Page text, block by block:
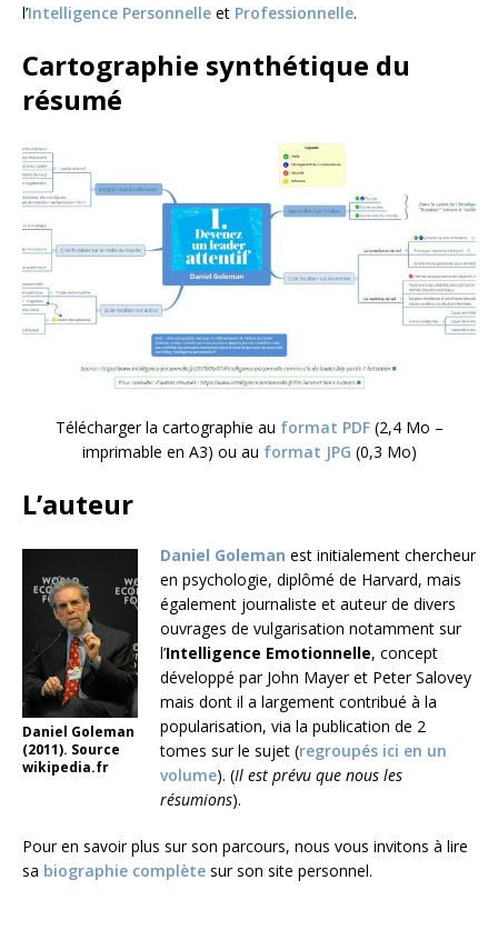
l’Intelligence Personnelle et Professionnelle.
Cartographie synthétique du
résumé
Télécharger la cartographie au format PDF(2,4 Mo –
imprimable en A3) ou au format JPG (0,3 Mo)
L’auteur
Daniel Goleman
(2011). Source
wikipedia.fr
Daniel Goleman est initialement chercheur
en psychologie, diplômé de Harvard, mais
également journaliste et auteur de divers
ouvrages de vulgarisation notamment sur
l’Intelligence Emotionnelle, concept
développé par John Mayer et Peter Salovey
mais dont il a largement contribué à la
popularisation, via la publication de 2
tomes sur le sujet (regroupés ici en un
volume). (Il est prévu que nous les
résumions).
Pour en savoir plus sur son parcours, nous vous invitons à lire
sa biographie complète sur son site personnel.